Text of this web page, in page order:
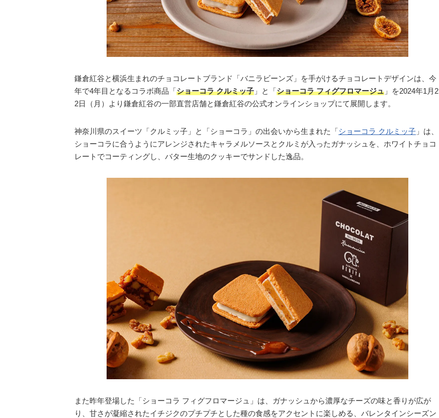
鎌倉紅谷と横浜生まれのチョコレートブランド「バニラビーンズ」を手がけるチョコレートデザインは、今
年で4年目となるコラボ商品「ショーコラ クルミッ子 」と「ショーコラ フィグフロマージュ 」を2024年1月2
2日（月）より鎌倉紅谷の一部直営店舗と鎌倉紅谷の公式オンラインショップにて展開します。
神奈川県のスイーツ「クルミッ子」と「ショーコラ」の出会いから生まれた「ショーコラ クルミッ子 」は、
ショーコラに合うようにアレンジされたキャラメルソースとクルミが入ったガナッシュを、ホワイトチョコ
レートでコーティングし、バター生地のクッキーでサンドした逸品。
また昨年登場した「ショーコラ フィグフロマージュ」は、ガナッシュから濃厚なチーズの味と香りが広が
り、甘さが凝縮されたイチジクのプチプチとした種の食感をアクセントに楽しめる、バレンタインシーズン